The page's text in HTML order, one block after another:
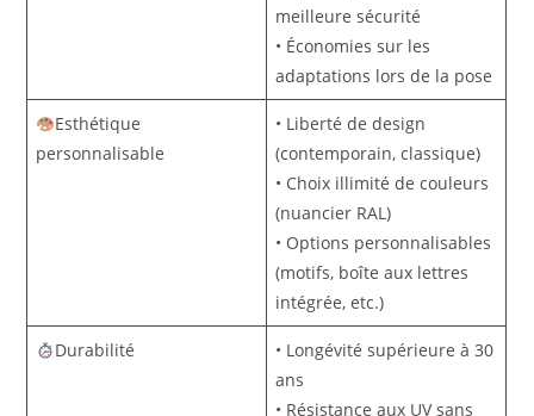
meilleure sécurité
• Économies sur les
adaptations lors de la pose
Esthétique
personnalisable
• Liberté de design
(contemporain, classique)
• Choix illimité de couleurs
(nuancier RAL)
• Options personnalisables
(motifs, boîte aux lettres
intégrée, etc.)
Durabilité
• Longévité supérieure à 30
ans
• Résistance aux UV sans